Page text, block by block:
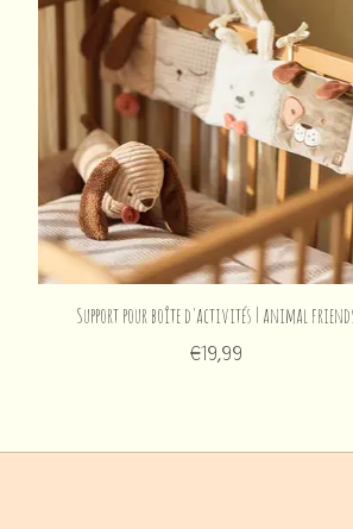
Support pour boîte d'activités | animal
€19,99